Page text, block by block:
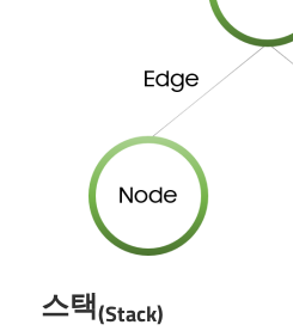
스택(Stack)